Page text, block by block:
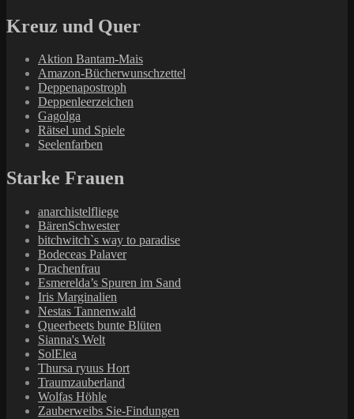
Kreuz und Quer
Aktion Bantam-Mais
Amazon-Bücherwunschzettel
Deppenapostroph
Deppenleerzeichen
Gagolga
Rätsel und Spiele
Seelenfarben
Starke Frauen
anarchistelfliege
BärenSchwester
bitchwitch`s way to paradise
Bodeceas Palaver
Drachenfrau
Esmerelda’s Spuren im Sand
Iris Marginalien
Nestas Tannenwald
Queerbeets bunte Blüten
Sianna's Welt
SolElea
Thursa ryuus Hort
Traumzauberland
Wolfas Höhle
Zauberweibs Sie-Findungen